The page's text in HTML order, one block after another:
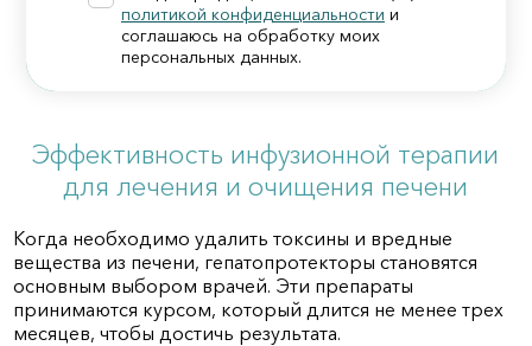
политикой конфиденциальности и
соглашаюсь на обработку моих
персональных данных.
Эффективность инфузионной терапии
для лечения и очищения печени
Когда необходимо удалить токсины и вредные
вещества из печени, гепатопротекторы становятся
основным выбором врачей. Эти препараты
принимаются курсом, который длится не менее трех
месяцев, чтобы достичь результата.